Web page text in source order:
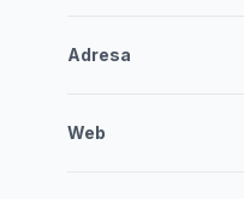
Adresa
Web